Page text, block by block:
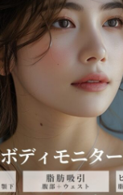
ブログ
Blog
ENGLISH
Clinic
Online Shop